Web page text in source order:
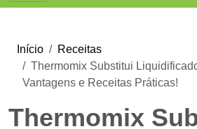
Início
Receitas
Thermomix Substitui
Vantagens e Receitas Práticas!
Thermomix